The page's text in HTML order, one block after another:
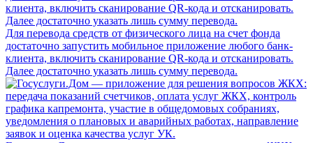
Для перевода средств от физического лица на счет фонда
достаточно запустить мобильное приложение любого банк-
клиента, включить сканирование QR-кода и отсканировать.
Далее достаточно указать лишь сумму перевода.